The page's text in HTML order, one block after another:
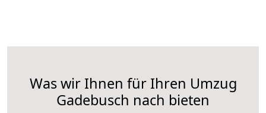
Was wir Ihnen für Ihren Umzug
Gadebusch nach bieten